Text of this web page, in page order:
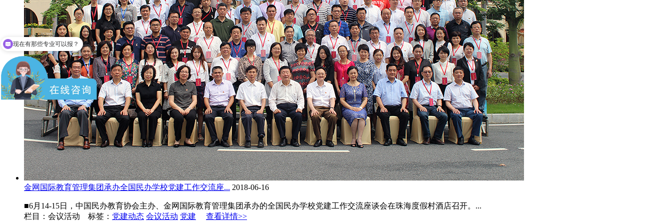
金网国际教育管理集团承办全国民办学校党建工作交流座... 2018-06-16
■6月14-15日，中国民办教育协会主办、金网国际教育管理集团承办的全国民办学校党建工作交流座谈会在珠海度假村酒店召开。...
栏目：会议活动 标签： 党建动态 会议活动 党建 查看详情>>
报名需要哪些资料？